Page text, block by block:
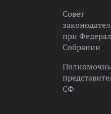
Совет
при
Собрании
СФ